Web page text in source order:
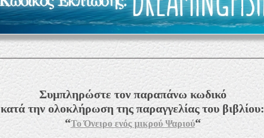
Συμπληρώστε τον παραπάνω κωδικό
κατά την ολοκλήρωση της παραγγελίας του βιβλίου:
“Το Όνειρο ενός μικρού Ψαριού“